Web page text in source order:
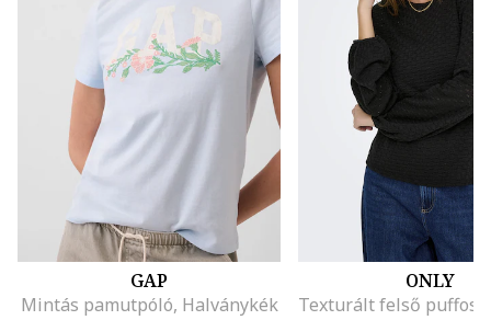
GAP
Mintás pamutpóló, Halványkék
ONLY